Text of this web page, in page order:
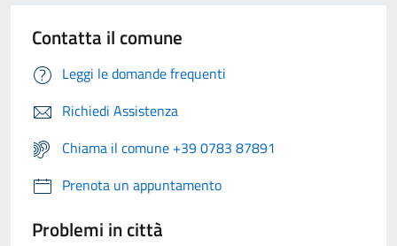
Contatta il comune
Leggi le domande frequenti
Richiedi Assistenza
Chiama il comune +39 0783 87891
Prenota un appuntamento
Problemi in città